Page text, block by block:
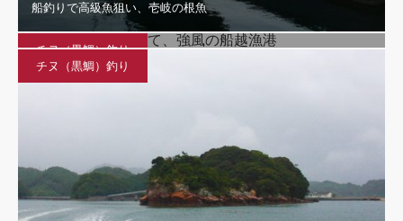
船釣りで高級魚狙い、壱岐の根魚
チヌ（黒鯛）釣り
チヌの顔が見たくて、強風の船越漁港
チヌ（黒鯛）釣り